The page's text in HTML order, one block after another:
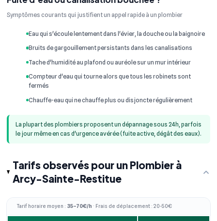
Symptômes courants qui justifient un appel rapide à un plombier
Eau qui s'écoule lentement dans l'évier, la douche ou la baignoire
Bruits de gargouillement persistants dans les canalisations
Tache d'humidité au plafond ou auréole sur un mur intérieur
Compteur d'eau qui tourne alors que tous les robinets sont
fermés
Chauffe-eau qui ne chauffe plus ou disjoncte régulièrement
La plupart des plombiers proposent un dépannage sous 24h, parfois
le jour même en cas d'urgence avérée (fuite active, dégât des eaux).
Tarifs observés pour un Plombier à
Arcy-Sainte-Restitue
Tarif horaire moyen : 35–70€/h · Frais de déplacement : 20-50€